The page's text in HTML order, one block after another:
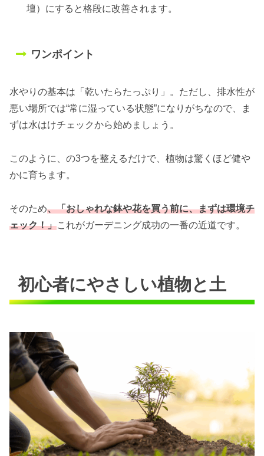
壇）にすると格段に改善されます。
ワンポイント
水やりの基本は「乾いたらたっぷり」。ただし、排水性が
悪い場所では“常に湿っている状態”になりがちなので、ま
ずは水はけチェックから始めましょう。
このように、の3つを整えるだけで、植物は驚くほど健や
かに育ちます。
そのため、「おしゃれな鉢や花を買う前に、まずは環境チ
ェック！」これがガーデニング成功の一番の近道です。
初心者にやさしい植物と土